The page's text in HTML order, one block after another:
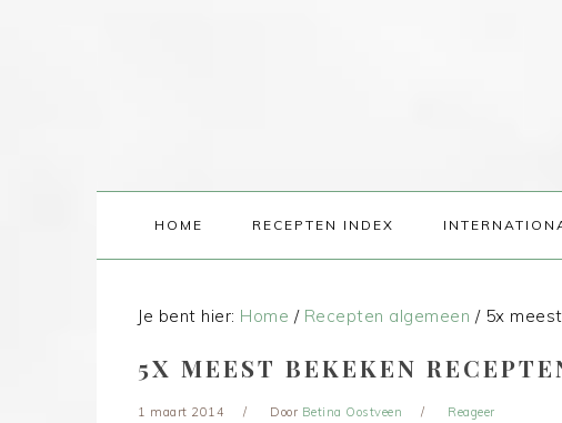
HOME RECEPTEN INDEX
Je bent hier: Home / Recepten algemeen /5x meest
5X MEEST BEKEKEN
1 maart 2014 Door Betina Oostveen Reageer